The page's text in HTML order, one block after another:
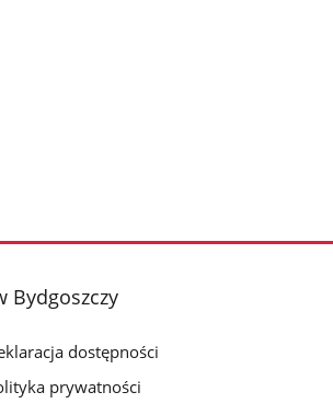
Bydgoszczy
dostępności
prywatności